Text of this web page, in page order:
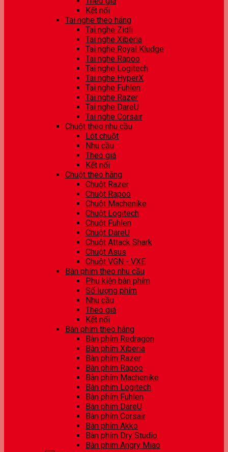
Kết nối
Tai nghe theo hãng
Tai nghe Zidli
Tai nghe Xiberia
Tai nghe Royal Kludge
Tai nghe Rapoo
Tai nghe Logitech
Tai nghe HyperX
Tai nghe Fuhlen
Tai nghe Razer
Tai nghe DareU
Tai nghe Corsair
Chuột theo nhu cầu
Lót chuột
Nhu cầu
Theo giá
Kết nối
Chuột theo hãng
Chuột Razer
Chuột Rapoo
Chuột Machenike
Chuột Logitech
Chuột Fuhlen
Chuột DareU
Chuột Attack Shark
Chuột Asus
Chuột VGN - VXE
Bàn phím theo nhu cầu
Phụ kiện bàn phím
Số lượng phím
Nhu cầu
Theo giá
Kết nối
Bàn phím theo hãng
Bàn phím Redragon
Bàn phím Xiberia
Bàn phím Razer
Bàn phím Rapoo
Bàn phím Machenike
Bàn phím Logitech
Bàn phím Fuhlen
Bàn phím DareU
Bàn phím Corsair
Bàn phím Akko
Bàn phím Dry Studio
Bàn phím Angry Miao